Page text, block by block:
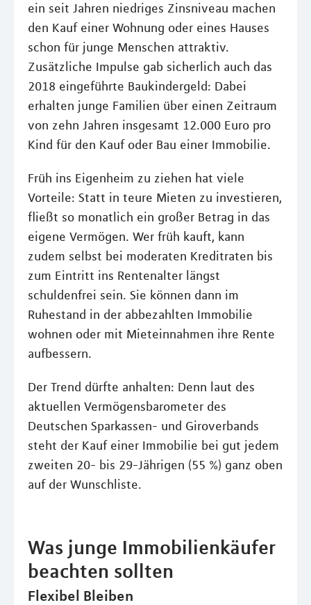
ein seit Jahren niedriges Zinsniveau machen
den Kauf einer Wohnung oder eines Hauses
schon für junge Menschen attraktiv.
Zusätzliche Impulse gab sicherlich auch das
2018 eingeführte Baukindergeld: Dabei
erhalten junge Familien über einen Zeitraum
von zehn Jahren insgesamt 12.000 Euro pro
Kind für den Kauf oder Bau einer Immobilie.
Früh ins Eigenheim zu ziehen hat viele
Vorteile: Statt in teure Mieten zu investieren,
fließt so monatlich ein großer Betrag in das
eigene Vermögen. Wer früh kauft, kann
zudem selbst bei moderaten Kreditraten bis
zum Eintritt ins Rentenalter längst
schuldenfrei sein. Sie können dann im
Ruhestand in der abbezahlten Immobilie
wohnen oder mit Mieteinnahmen ihre Rente
aufbessern.
Der Trend dürfte anhalten: Denn laut des
aktuellen Vermögensbarometer des
Deutschen Sparkassen- und Giroverbands
steht der Kauf einer Immobilie bei gut jedem
zweiten 20- bis 29-Jährigen (55 %) ganz oben
auf der Wunschliste.
Was junge Immobilienkäufer
beachten sollten
Flexibel Bleiben